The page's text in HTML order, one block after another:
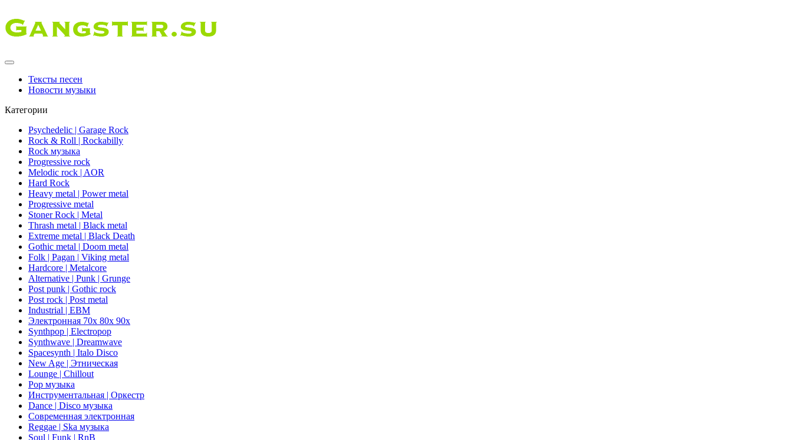
Тексты песен
Новости музыки
Категории
Psychedelic | Garage Rock
Rock & Roll | Rockabilly
Rock музыка
Progressive rock
Melodic rock | AOR
Hard Rock
Heavy metal | Power metal
Progressive metal
Stoner Rock | Metal
Thrash metal | Black metal
Extreme metal | Black Death
Gothic metal | Doom metal
Folk | Pagan | Viking metal
Hardcore | Metalcore
Alternative | Punk | Grunge
Post punk | Gothic rock
Post rock | Post metal
Industrial | EBM
Электронная 70х 80х 90х
Synthpop | Electropop
Synthwave | Dreamwave
Spacesynth | Italo Disco
New Age | Этническая
Lounge | Chillout
Pop музыка
Инструментальная | Оркестр
Dance | Disco музыка
Современная электронная
Reggae | Ska музыка
Soul | Funk | RnB